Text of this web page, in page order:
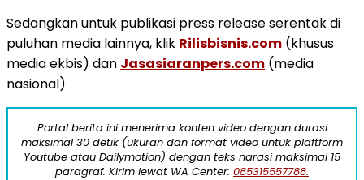
Sedangkan untuk publikasi press release serentak di
puluhan media lainnya, klik Rilisbisnis.com (khusus
media ekbis) dan Jasasiaranpers.com (media
nasional)
Portal berita ini menerima konten video dengan durasi
maksimal 30 detik (ukuran dan format video untuk plaftform
Youtube atau Dailymotion) dengan teks narasi maksimal 15
paragraf. Kirim lewat WA Center: 085315557788.